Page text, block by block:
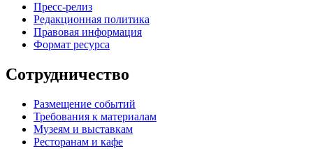
Пресс-релиз
Редакционная политика
Правовая информация
Формат ресурса
Сотрудничество
Размещение событий
Требования к материалам
Музеям и выставкам
Ресторанам и кафе